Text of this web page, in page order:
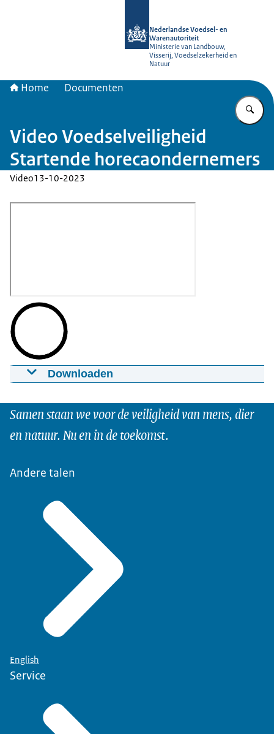
Nederlandse Voedsel- en
Warenautoriteit
Ministerie van Landbouw,
Visserij, Voedselzekerheid en
Natuur
Home Documenten
Video Voedselveiligheid
Startende horecaondernemers
Video13-10-2023
Downloaden
horecaondernemers
13-10-2023
Download
Samen staan we voor de veiligheid van mens, dier
en natuur. Nu en in de toekomst.
Andere talen
English
Service